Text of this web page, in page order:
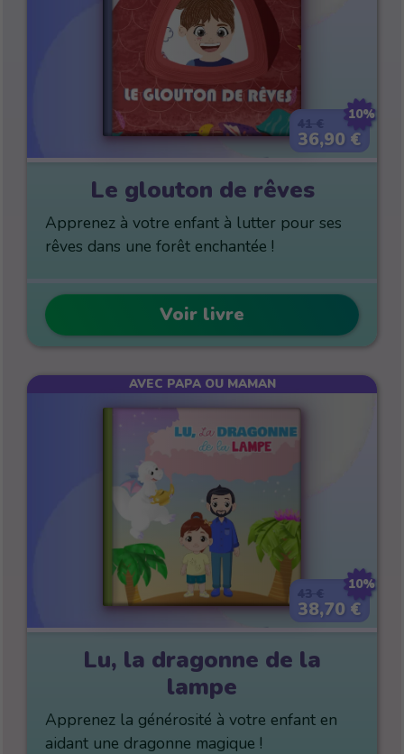
10%
36,90 €
Le glouton de rêves
Apprenez à votre enfant à lutter pour ses
rêves dans une forêt enchantée !
Voir livre
10%
38,70 €
AVEC PAPA OU MAMAN
Lu, la dragonne de la
lampe
Apprenez la générosité à votre enfant en
aidant une dragonne magique !